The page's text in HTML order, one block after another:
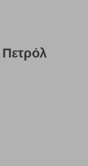
Πετρόλ